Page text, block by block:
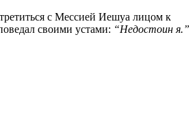
с Мессией Иешуа лицом к
своими устами: “Недостоин я.”